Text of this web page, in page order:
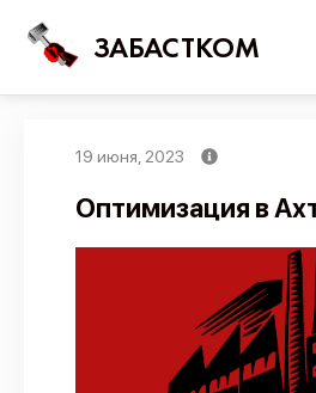
ЗАБАСТКОМ
Поиск
Новости
Карта
Трудовые
19 июня, 2023
Оптимизация в